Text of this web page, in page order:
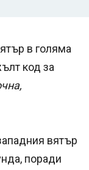
в голяма
код за
вятър
поради